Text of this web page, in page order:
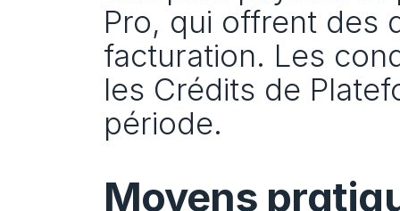
Pro, qui offrent des
facturation. Les
les Crédits de
période.
Moyens